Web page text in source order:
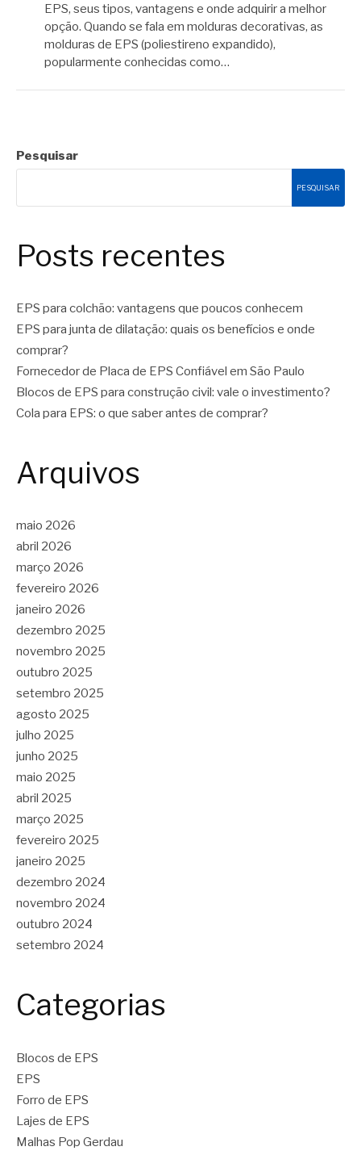
EPS, seus tipos, vantagens e onde adquirir a melhor
opção. Quando se fala em molduras decorativas, as
molduras de EPS (poliestireno expandido),
popularmente conhecidas como…
Pesquisar
PESQUISAR
Posts recentes
EPS para colchão: vantagens que poucos conhecem
EPS para junta de dilatação: quais os benefícios e onde
comprar?
Fornecedor de Placa de EPS Confiável em São Paulo
Blocos de EPS para construção civil: vale o investimento?
Cola para EPS: o que saber antes de comprar?
Arquivos
maio 2026
abril 2026
março 2026
fevereiro 2026
janeiro 2026
dezembro 2025
novembro 2025
outubro 2025
setembro 2025
agosto 2025
julho 2025
junho 2025
maio 2025
abril 2025
março 2025
fevereiro 2025
janeiro 2025
dezembro 2024
novembro 2024
outubro 2024
setembro 2024
Categorias
Blocos de EPS
EPS
Forro de EPS
Lajes de EPS
Malhas Pop Gerdau